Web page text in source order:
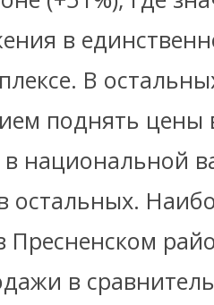
в
В
поднять цены
национальной
остальных.
Пресненском
в